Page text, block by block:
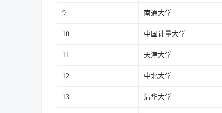
9 南通大学
10 中国计量大学
11 天津大学
12 中北大学
13 清华大学